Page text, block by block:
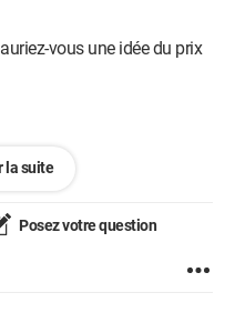
vous une idée du prix
la suite
Posez votre question